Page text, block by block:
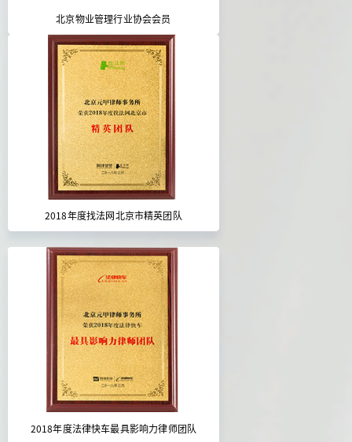
北京物业管理行业协会会员
2018年度找法网北京市精英团队
2018年度法律快车最具影响力律师团队